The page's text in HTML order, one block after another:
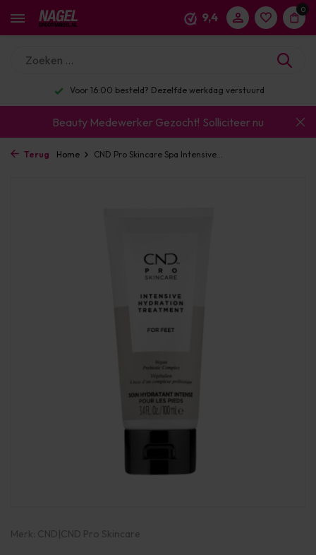
9,4
0
Voor 16:00 besteld? Dezelfde werkdag verstuurd
Beauty Medewerker Gezocht! Solliciteer nu
Terug Home CND Pro Skincare Spa Intensive...
Merk: CND|CND Pro Skincare